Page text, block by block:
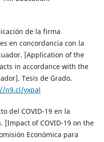
de la firma
en concordancia con la
[Application of the
in accordance with the
Tesis de Grado.
n9.cl/yxpal
del COVID-19 en la
[Impact of COVID-19 on the
Económica para